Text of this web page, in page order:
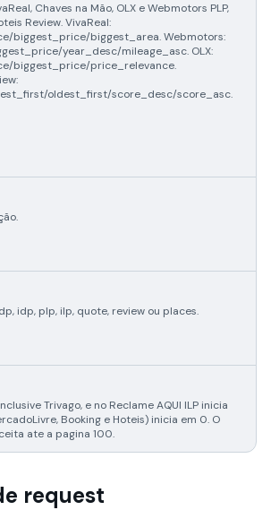
Chaves na Mão, OLX e Webmotors PLP,
Review. VivaReal:
biggest_price/biggest_area. Webmotors:
year_desc/mileage_asc. OLX:
biggest_price/price_relevance.
oldest_first/score_desc/score_asc.
idp, plp, ilp, quote, review ou places.
Trivago, e no Reclame AQUI ILP inicia
Booking e Hoteis) inicia em 0. O
ate a pagina 100.
request